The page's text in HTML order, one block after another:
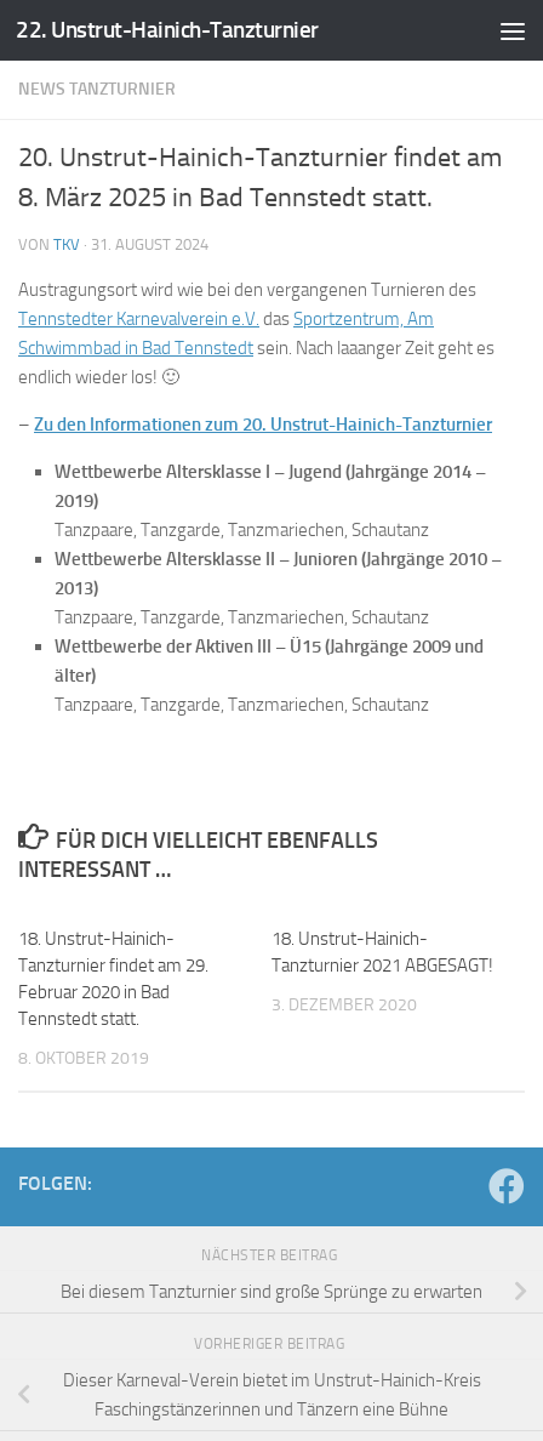
Zum Inhalt springen
22. Unstrut-Hainich-Tanzturnier
NEWS TANZTURNIER
20. Unstrut-Hainich-Tanzturnier findet am
8. März 2025 in Bad Tennstedt statt.
VON TKV · 31. AUGUST 2024
Austragungsort wird wie bei den vergangenen Turnieren des
Tennstedter Karnevalverein e.V. dasSportzentrum, Am
Schwimmbad in Bad Tennstedtsein. Nach laaanger Zeit geht es
endlich wieder los! 🙂
– Zu den Informationen zum 20. Unstrut-Hainich-Tanzturnier
Wettbewerbe Altersklasse I – Jugend (Jahrgänge 2014 –
2019)
Tanzpaare, Tanzgarde, Tanzmariechen, Schautanz
Wettbewerbe Altersklasse II – Junioren (Jahrgänge 2010 –
2013)
Tanzpaare, Tanzgarde, Tanzmariechen, Schautanz
Wettbewerbe der Aktiven III – Ü15 (Jahrgänge 2009 und
älter)
Tanzpaare, Tanzgarde, Tanzmariechen, Schautanz
FÜR DICH VIELLEICHT EBENFALLS
INTERESSANT …
18. Unstrut-Hainich-
Tanzturnier findet am 29.
Februar 2020 in Bad
Tennstedt statt.
8. OKTOBER 2019
18. Unstrut-Hainich-
Tanzturnier 2021 ABGESAGT!
3. DEZEMBER 2020
FOLGEN:
NÄCHSTER BEITRAG
Bei diesem Tanzturnier sind große Sprünge zu erwarten
VORHERIGER BEITRAG
Dieser Karneval-Verein bietet im Unstrut-Hainich-Kreis
Faschingstänzerinnen und Tänzern eine Bühne